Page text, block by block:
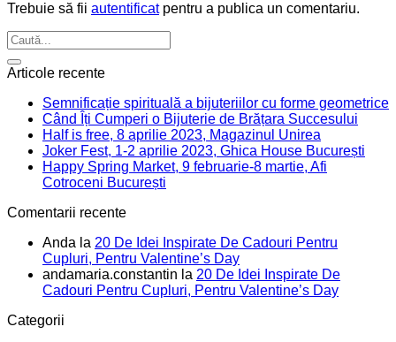
Trebuie să fii autentificatpentru a publica un comentariu.
Articole recente
Semnificație spirituală a bijuteriilor cu forme geometrice
Când Îți Cumperi o Bijuterie de Brățara Succesului
Half is free, 8 aprilie 2023, Magazinul Unirea
Joker Fest, 1-2 aprilie 2023, Ghica House București
Happy Spring Market, 9 februarie-8 martie, Afi
Cotroceni București
Comentarii recente
Anda la 20 De Idei Inspirate De Cadouri Pentru
Cupluri, Pentru Valentine’s Day
andamaria.constantin la 20 De Idei Inspirate De
Cadouri Pentru Cupluri, Pentru Valentine’s Day
Categorii